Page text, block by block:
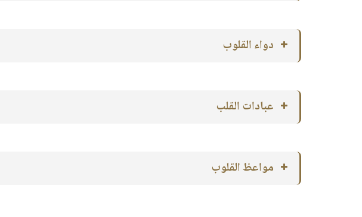
دواء القلوب
عبادات القلب
مواعظ القلوب